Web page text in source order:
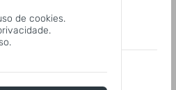
de cookies.
e saiba mais.
DE